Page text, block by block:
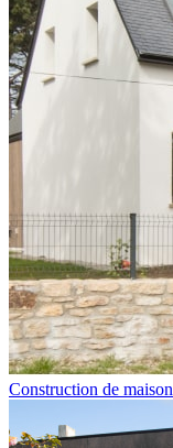
Construction de maison